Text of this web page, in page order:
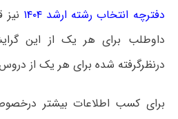
دفترچه انتخاب رشته ارشد ۱۴۰۴
داوطلب برای هر یک از این
درنظرگرفته شده برای هر یک از
برای کسب اطلاعات بیشتر